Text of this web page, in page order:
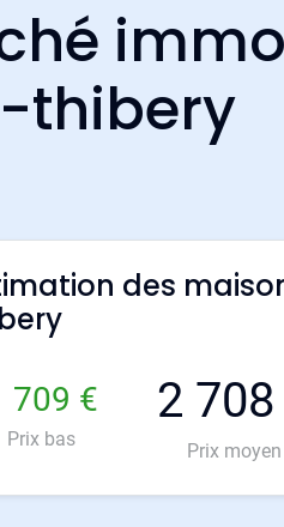
thibery
des
709 €
Prix bas
2
Prix moyen